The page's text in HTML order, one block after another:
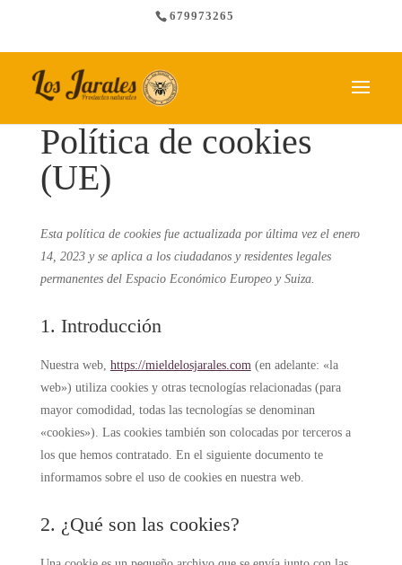
679973265
Política de cookies
(UE)
Esta política de cookies fue actualizada por última vez el enero
14, 2023 y se aplica a los ciudadanos y residentes legales
permanentes del Espacio Económico Europeo y Suiza.
1. Introducción
Nuestra web, https://mieldelosjarales.com(en adelante: «la
web») utiliza cookies y otras tecnologías relacionadas (para
mayor comodidad, todas las tecnologías se denominan
«cookies»). Las cookies también son colocadas por terceros a
los que hemos contratado. En el siguiente documento te
informamos sobre el uso de cookies en nuestra web.
2. ¿Qué son las cookies?